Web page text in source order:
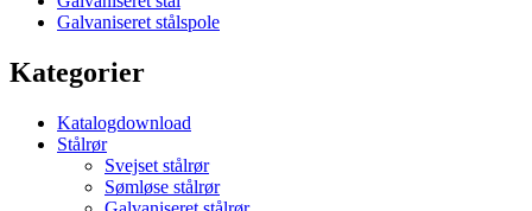
Galvaniseret stålspole
Kategorier
Katalogdownload
Stålrør
Svejset stålrør
Sømløse stålrør